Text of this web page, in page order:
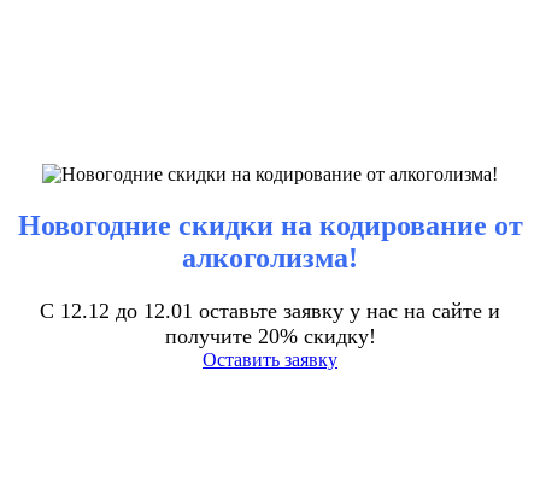
Новогодние скидки на кодирование от
алкоголизма!
С 12.12 до 12.01 оставьте заявку у нас на сайте и
получите 20% скидку!
Оставить заявку